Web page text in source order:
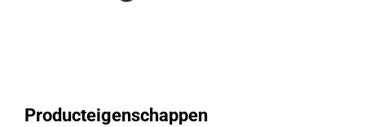
Producteigenschappen